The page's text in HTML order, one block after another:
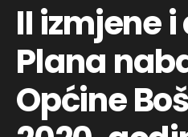
II izmjene
Plana
Općine